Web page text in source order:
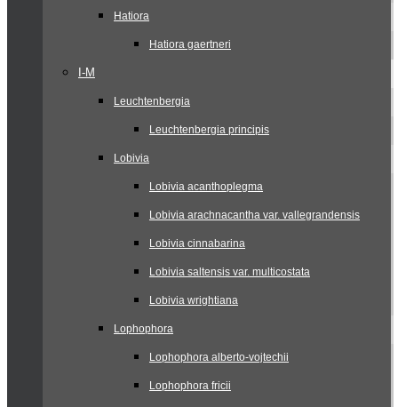
Hatiora
Hatiora gaertneri
I-M
Leuchtenbergia
Leuchtenbergia principis
Lobivia
Lobivia acanthoplegma
Lobivia arachnacantha var. vallegrandensis
Lobivia cinnabarina
Lobivia saltensis var. multicostata
Lobivia wrightiana
Lophophora
Lophophora alberto-vojtechii
Lophophora fricii